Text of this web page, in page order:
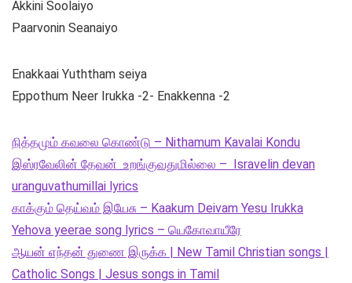
Akkini Soolaiyo
Paarvonin Seanaiyo
Enakkaai Yuththam seiya
Eppothum Neer Irukka -2- Enakkenna -2
நித்தமும் கவலை கொண்டு – Nithamum Kavalai Kondu
இஸ்ரவேலின் தேவன் உறங்குவதுமில்லை – Isravelin devan
uranguvathumillai lyrics
காக்கும் தெய்வம் இயேசு – Kaakum Deivam Yesu Irukka
Yehova yeerae song lyrics – யெகோவாயீரே
ஆயன் எந்தன் துணை இருக்க | New Tamil Christian songs |
Catholic Songs | Jesus songs in Tamil